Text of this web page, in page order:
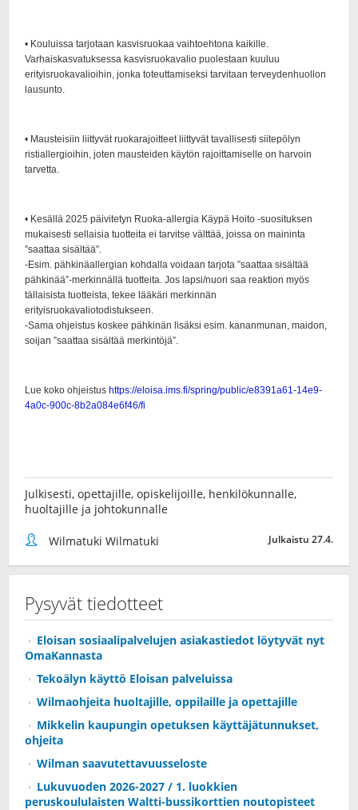
Julkisesti, opettajille, opiskelijoille, henkilökunnalle,
huoltajille ja johtokunnalle
Wilmatuki Wilmatuki Julkaistu 27.4.
Pysyvät tiedotteet
Eloisan sosiaalipalvelujen asiakastiedot löytyvät nyt
OmaKannasta
Tekoälyn käyttö Eloisan palveluissa
Wilmaohjeita huoltajille, oppilaille ja opettajille
Mikkelin kaupungin opetuksen käyttäjätunnukset,
ohjeita
Wilman saavutettavuusseloste
Lukuvuoden 2026-2027 / 1. luokkien
peruskoululaisten Waltti-bussikorttien noutopisteet